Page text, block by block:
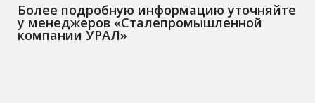
Более подробную информацию уточняйте
у менеджеров «Сталепромышленной
компании УРАЛ»